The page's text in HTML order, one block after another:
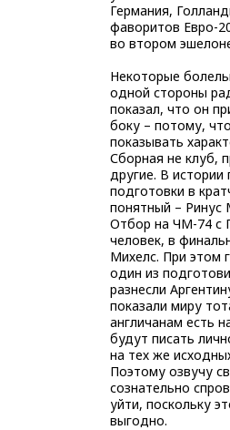
Германия,
фаворитов Евро-
во втором
Некоторые
одной стороны
показал, что он
боку – потому,
показывать
Сборная не клуб,
другие. В
подготовки в
понятный – Ринус
Отбор на ЧМ-74 с
человек, в
Михелс. При этом
один из
разнесли
показали миру
англичанам есть
будут писать
на тех же
Поэтому озвучу
сознательно
уйти, поскольку
выгодно.